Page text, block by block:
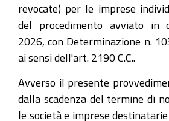
revocate) per le imprese
del procedimento avviato in
2026, con Determinazione n.
ai sensi dell'art. 2190 C.C..
Avverso il presente
dalla scadenza del termine di
le società e imprese